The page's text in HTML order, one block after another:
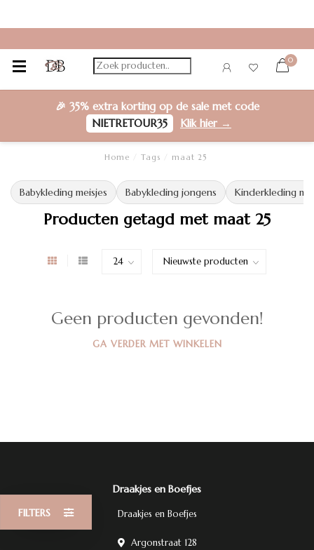
0
🎉 35% extra kortingop de sale met code
NIETRETOUR35
Klik hier →
Home Tags maat 25
Babykleding meisjes Babykleding jongens Kinderkleding
Producten getagd met maat 25
FILTERS
Geen producten gevonden!
GA VERDER MET WINKELEN
Draakjes en Boefjes
Draakjes en Boefjes
Argonstraat 128